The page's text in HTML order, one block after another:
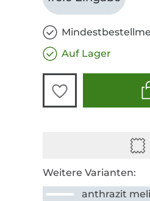
Auf Lager
Weitere Varianten:
anthrazit